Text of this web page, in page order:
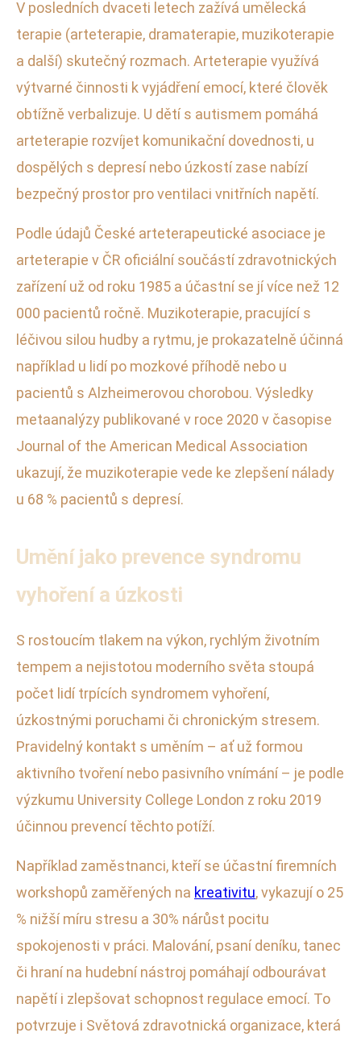
V posledních dvaceti letech zažívá umělecká
terapie (arteterapie, dramaterapie, muzikoterapie
a další) skutečný rozmach. Arteterapie využívá
výtvarné činnosti k vyjádření emocí, které člověk
obtížně verbalizuje. U dětí s autismem pomáhá
arteterapie rozvíjet komunikační dovednosti, u
dospělých s depresí nebo úzkostí zase nabízí
bezpečný prostor pro ventilaci vnitřních napětí.
Podle údajů České arteterapeutické asociace je
arteterapie v ČR oficiální součástí zdravotnických
zařízení už od roku 1985 a účastní se jí více než 12
000 pacientů ročně. Muzikoterapie, pracující s
léčivou silou hudby a rytmu, je prokazatelně účinná
například u lidí po mozkové příhodě nebo u
pacientů s Alzheimerovou chorobou. Výsledky
metaanalýzy publikované v roce 2020 v časopise
Journal of the American Medical Association
ukazují, že muzikoterapie vede ke zlepšení nálady
u 68 % pacientů s depresí.
Umění jako prevence syndromu
vyhoření a úzkosti
S rostoucím tlakem na výkon, rychlým životním
tempem a nejistotou moderního světa stoupá
počet lidí trpících syndromem vyhoření,
úzkostnými poruchami či chronickým stresem.
Pravidelný kontakt s uměním – ať už formou
aktivního tvoření nebo pasivního vnímání – je podle
výzkumu University College London z roku 2019
účinnou prevencí těchto potíží.
Například zaměstnanci, kteří se účastní firemních
workshopů zaměřených na kreativitu, vykazují o 25
% nižší míru stresu a 30% nárůst pocitu
spokojenosti v práci. Malování, psaní deníku, tanec
či hraní na hudební nástroj pomáhají odbourávat
napětí i zlepšovat schopnost regulace emocí. To
potvrzuje i Světová zdravotnická organizace, která